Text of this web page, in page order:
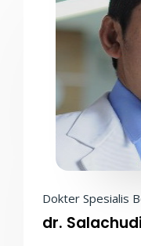
Dokter Spesialis
dr.